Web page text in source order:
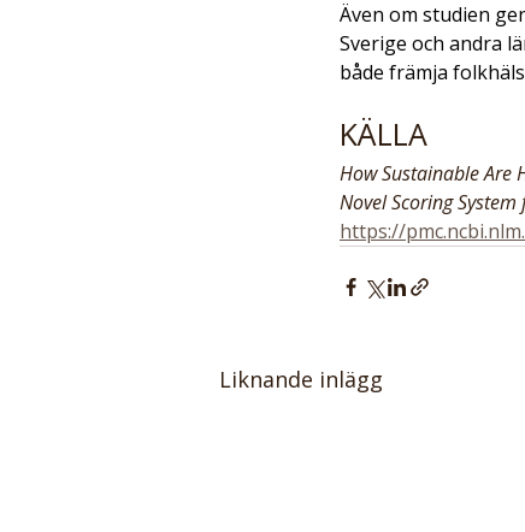
Även om studien
Sverige och andra
både främja
KÄLLA
How Sustainable Are
Novel Scoring
https://
Liknande inlägg